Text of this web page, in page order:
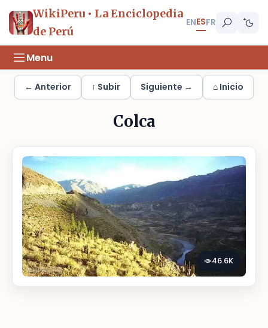
WikiPeru • La Enciclopedia
de Perú
ENESFR
Menu
← Anterior ↑ Subir Siguiente → ⌂ Inicio
Colca
46.6K